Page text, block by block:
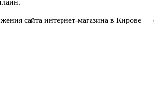
сайта интернет-магазина в Кирове